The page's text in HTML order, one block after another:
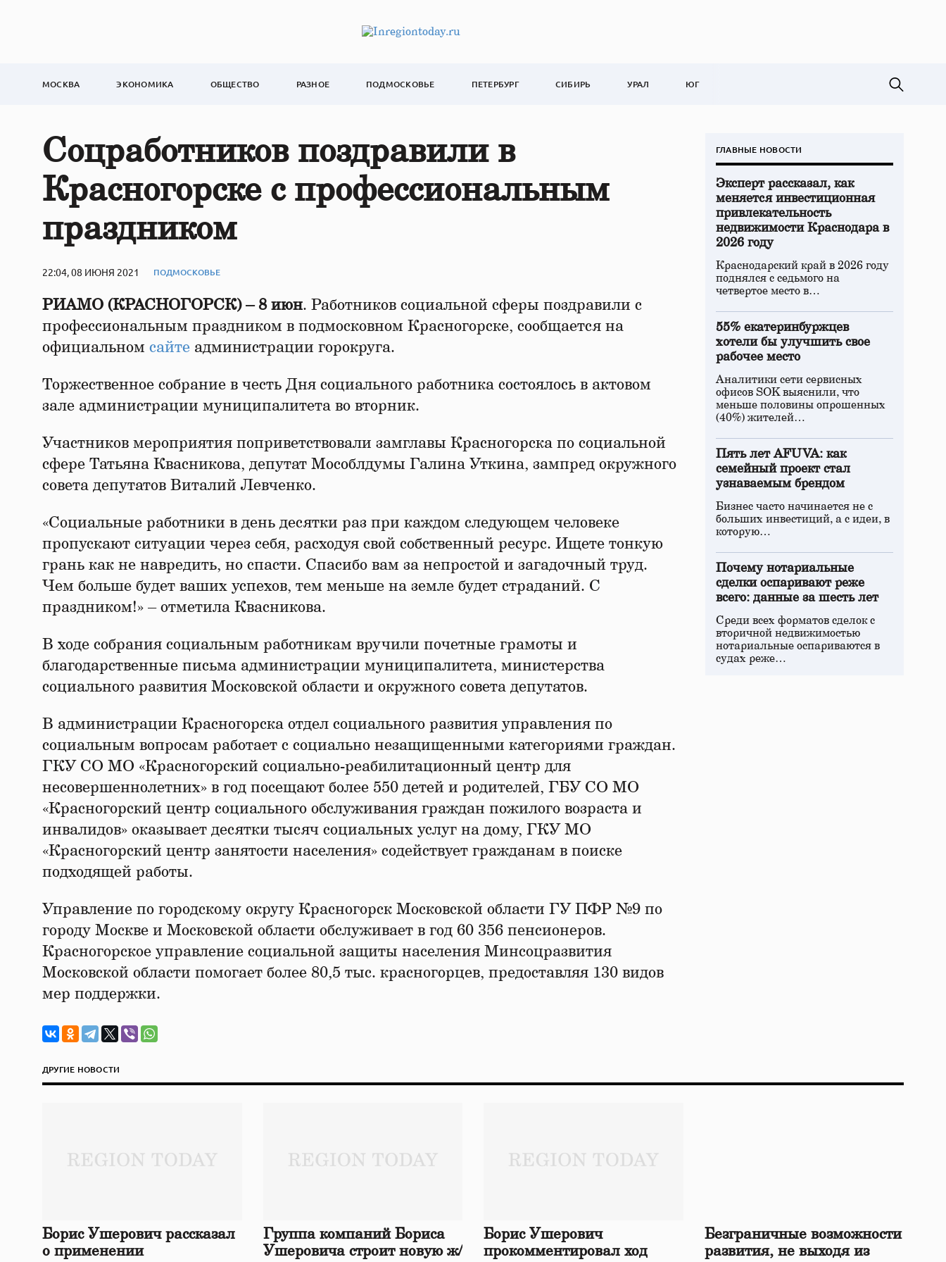
МОСКВА ЭКОНОМИКА ОБЩЕСТВО РАЗНОЕ ПОДМОСКОВЬЕ ПЕТЕРБУРГ СИБИРЬ УРАЛ ЮГ
Соцработников поздравили в
Красногорске с профессиональным
праздником
22:04, 08 ИЮНЯ 2021 ПОДМОСКОВЬЕ
РИАМО (КРАСНОГОРСК) – 8 июн. Работников социальной сферы поздравили с
профессиональным праздником в подмосковном Красногорске, сообщается на
официальном сайте администрации горокруга.
Торжественное собрание в честь Дня социального работника состоялось в актовом
зале администрации муниципалитета во вторник.
Участников мероприятия поприветствовали замглавы Красногорска по социальной
сфере Татьяна Квасникова, депутат Мособлдумы Галина Уткина, зампред окружного
совета депутатов Виталий Левченко.
«Социальные работники в день десятки раз при каждом следующем человеке
пропускают ситуации через себя, расходуя свой собственный ресурс. Ищете тонкую
грань как не навредить, но спасти. Спасибо вам за непростой и загадочный труд.
Чем больше будет ваших успехов, тем меньше на земле будет страданий. С
праздником!» – отметила Квасникова.
В ходе собрания социальным работникам вручили почетные грамоты и
благодарственные письма администрации муниципалитета, министерства
социального развития Московской области и окружного совета депутатов.
В администрации Красногорска отдел социального развития управления по
социальным вопросам работает с социально незащищенными категориями граждан.
ГКУ СО МО «Красногорский социально-реабилитационный центр для
несовершеннолетних» в год посещают более 550 детей и родителей, ГБУ СО МО
«Красногорский центр социального обслуживания граждан пожилого возраста и
инвалидов» оказывает десятки тысяч социальных услуг на дому, ГКУ МО
«Красногорский центр занятости населения» содействует гражданам в поиске
подходящей работы.
Управление по городскому округу Красногорск Московской области ГУ ПФР №9 по
городу Москве и Московской области обслуживает в год 60 356 пенсионеров.
Красногорское управление социальной защиты населения Минсоцразвития
Московской области помогает более 80,5 тыс. красногорцев, предоставляя 130 видов
мер поддержки.
ГЛАВНЫЕ НОВОСТИ
Эксперт рассказал, как
меняется инвестиционная
привлекательность
недвижимости Краснодара в
2026 году
Краснодарский край в 2026 году
поднялся с седьмого на
четвертое место в…
55% екатеринбуржцев
хотели бы улучшить свое
рабочее место
Аналитики сети сервисных
офисов SOK выяснили, что
меньше половины опрошенных
(40%) жителей…
Пять лет AFUVA: как
семейный проект стал
узнаваемым брендом
Бизнес часто начинается не с
больших инвестиций, а с идеи, в
которую…
Почему нотариальные
сделки оспаривают реже
всего: данные за шесть лет
Среди всех форматов сделок с
вторичной недвижимостью
нотариальные оспариваются в
судах реже…
ДРУГИЕ НОВОСТИ
Борис Ушерович рассказал
о применении
Группа компаний Бориса
Ушеровича строит новую ж/
Борис Ушерович
прокомментировал ход
Безграничные возможности
развития, не выходя из